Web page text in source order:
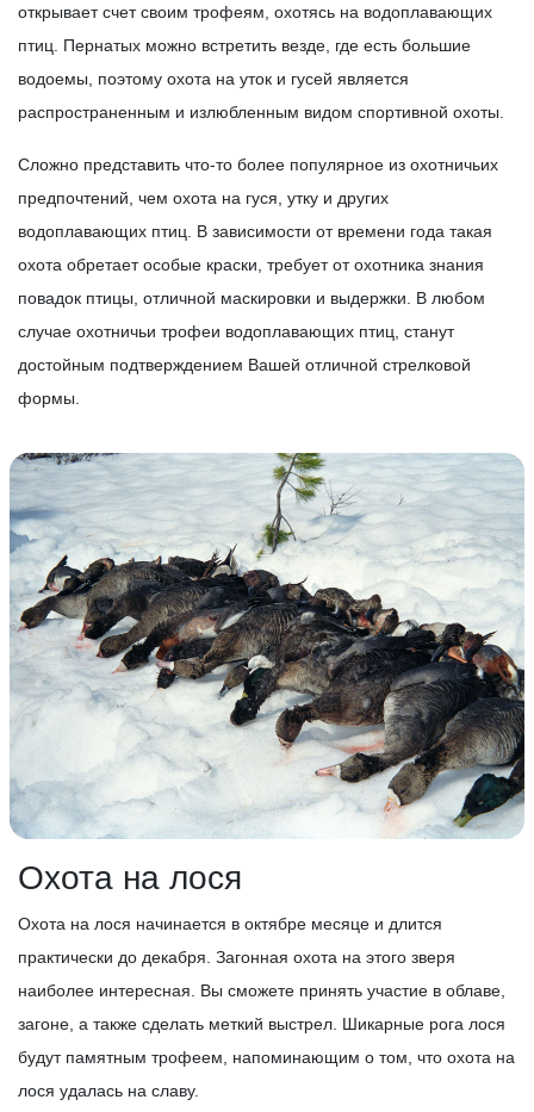
открывает счет своим трофеям, охотясь на водоплавающих
птиц. Пернатых можно встретить везде, где есть большие
водоемы, поэтому охота на уток и гусей является
распространенным и излюбленным видом спортивной охоты.
Сложно представить что-то более популярное из охотничьих
предпочтений, чем охота на гуся, утку и других
водоплавающих птиц. В зависимости от времени года такая
охота обретает особые краски, требует от охотника знания
повадок птицы, отличной маскировки и выдержки. В любом
случае охотничьи трофеи водоплавающих птиц, станут
достойным подтверждением Вашей отличной стрелковой
формы.
Охота на лося
Охота на лося начинается в октябре месяце и длится
практически до декабря. Загонная охота на этого зверя
наиболее интересная. Вы сможете принять участие в облаве,
загоне, а также сделать меткий выстрел. Шикарные рога лося
будут памятным трофеем, напоминающим о том, что охота на
лося удалась на славу.